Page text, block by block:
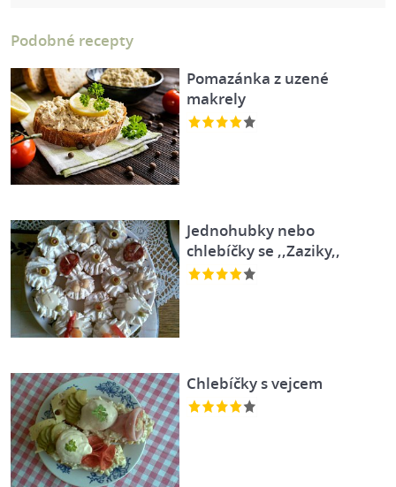
Podobné recepty
Pomazánka z uzené
makrely
Jednohubky nebo
chlebíčky se ,,Zaziky,,
Chlebíčky s vejcem